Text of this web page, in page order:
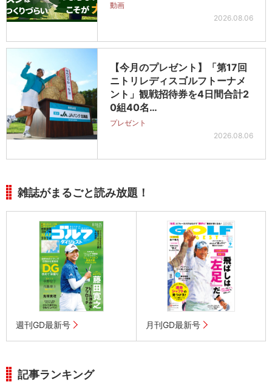
動画
2026.08.06
【今月のプレゼント】「第17回
ニトリレディスゴルフトーナメ
ント」観戦招待券を4日間合計2
0組40名…
プレゼント
2026.08.06
雑誌がまるごと読み放題！
週刊GD最新号 月刊GD最新号
記事ランキング